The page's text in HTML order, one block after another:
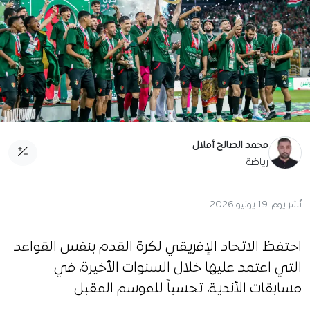
محمد الصالح أملال
رياضة
نُشر يوم: 19 يونيو 2026
احتفظ الاتحاد الإفريقي لكرة القدم بنفس القواعد
التي اعتمد عليها خلال السنوات الأخيرة، في
مسابقات الأندية، تحسباً للموسم المقبل.